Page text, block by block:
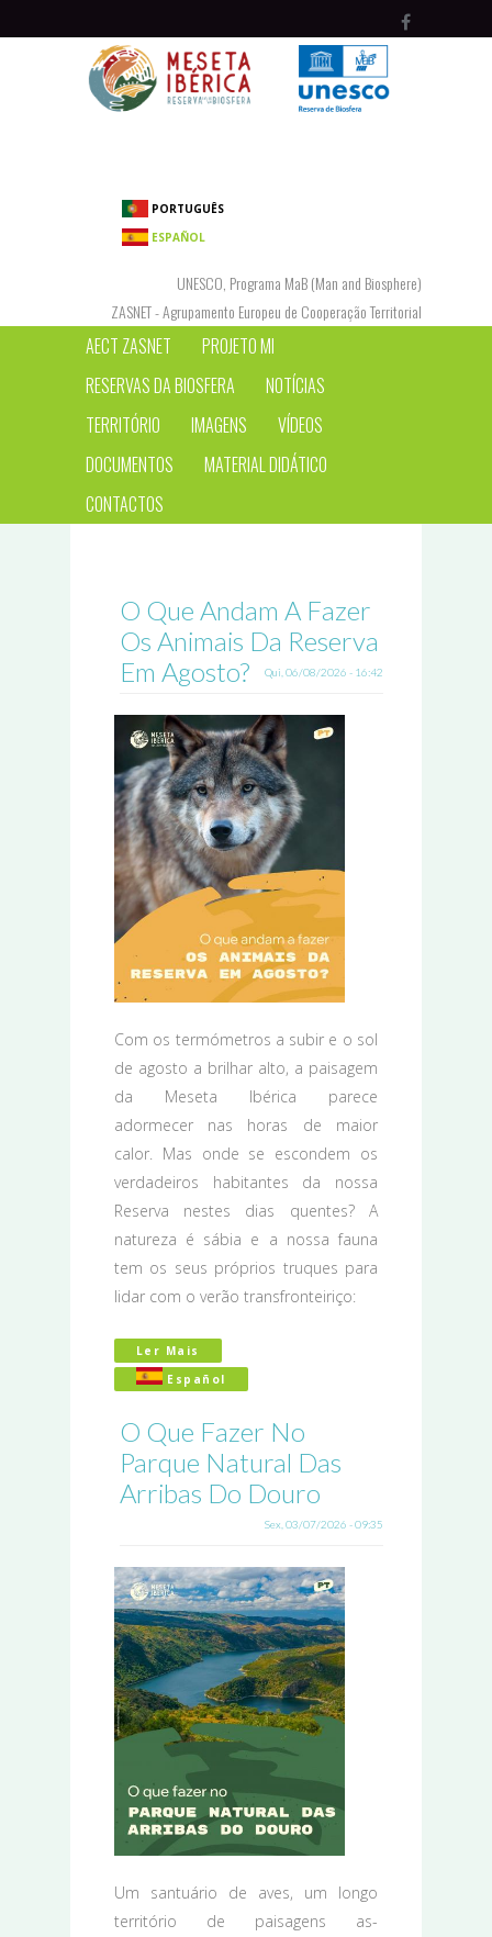
PORTUGUÊS
ESPAÑOL
UNESCO, Programa MaB (Man and Biosphere)
ZASNET - Agrupamento Europeu de Cooperação Territorial
AECT ZASNET
PROJETO MI
RESERVAS DA BIOSFERA
NOTÍCIAS
TERRITÓRIO
IMAGENS
VÍDEOS
DOCUMENTOS
MATERIAL DIDÁTICO
CONTACTOS
O Que Andam A Fazer
Os Animais Da Reserva
Em Agosto?
Qui, 06/08/2026 - 16:42
Com os termómetros a subir e o sol
de agosto a brilhar alto, a paisagem
da Meseta Ibérica parece
adormecer nas horas de maior
calor. Mas onde se escondem os
verdadeiros habitantes da nossa
Reserva nestes dias quentes? A
natureza é sábia e a nossa fauna
tem os seus próprios truques para
lidar com o verão transfronteiriço:
Ler Mais
Español
O Que Fazer No
Parque Natural Das
Arribas Do Douro
Sex, 03/07/2026 - 09:35
Um santuário de aves, um longo
território de paisagens as-